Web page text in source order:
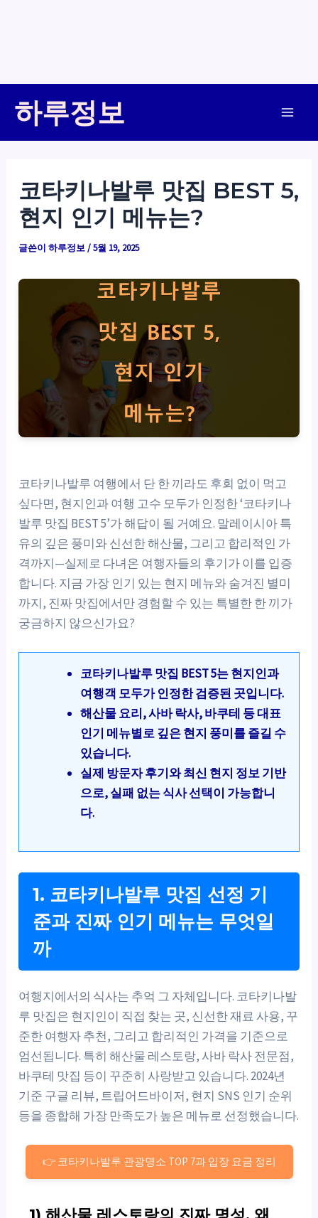
하루정보
코타키나발루 맛집 BEST 5,
현지 인기 메뉴는?
글쓴이하루정보/5월 19, 2025
코타키나발루 여행에서 단 한 끼라도 후회 없이 먹고
싶다면, 현지인과 여행 고수 모두가 인정한 ‘코타키나
발루 맛집 BEST 5’가 해답이 될 거예요. 말레이시아 특
유의 깊은 풍미와 신선한 해산물, 그리고 합리적인 가
격까지—실제로 다녀온 여행자들의 후기가 이를 입증
합니다. 지금 가장 인기 있는 현지 메뉴와 숨겨진 별미
까지, 진짜 맛집에서만 경험할 수 있는 특별한 한 끼가
궁금하지 않으신가요?
코타키나발루 맛집 BEST 5는 현지인과
여행객 모두가 인정한 검증된 곳입니다.
해산물 요리, 사바 락사, 바쿠테 등 대표
인기 메뉴별로 깊은 현지 풍미를 즐길 수
있습니다.
실제 방문자 후기와 최신 현지 정보 기반
으로, 실패 없는 식사 선택이 가능합니
다.
1. 코타키나발루 맛집 선정 기
준과 진짜 인기 메뉴는 무엇일
까
여행지에서의 식사는 추억 그 자체입니다. 코타키나발
루 맛집은 현지인이 직접 찾는 곳, 신선한 재료 사용, 꾸
준한 여행자 추천, 그리고 합리적인 가격을 기준으로
엄선됩니다. 특히 해산물 레스토랑, 사바 락사 전문점,
바쿠테 맛집 등이 꾸준히 사랑받고 있습니다. 2024년
기준 구글 리뷰, 트립어드바이저, 현지 SNS 인기 순위
등을 종합해 가장 만족도가 높은 메뉴로 선정했습니다.
👉 코타키나발루 관광명소 TOP 7과 입장 요금 정리